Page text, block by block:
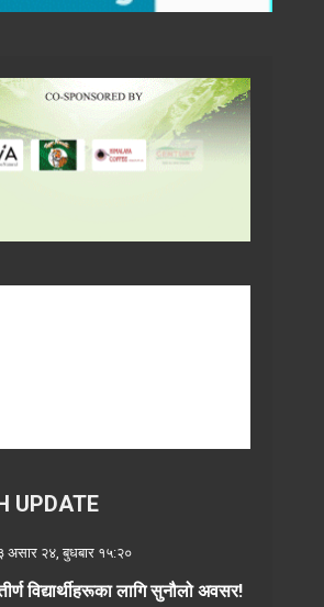
UPDATE
असार २४, बुधबार १५:२०
विद्यार्थीहरूका लागि सुनौलो अवसर!